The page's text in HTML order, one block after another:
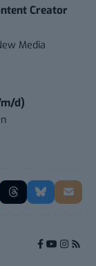
Creator
Media
d)